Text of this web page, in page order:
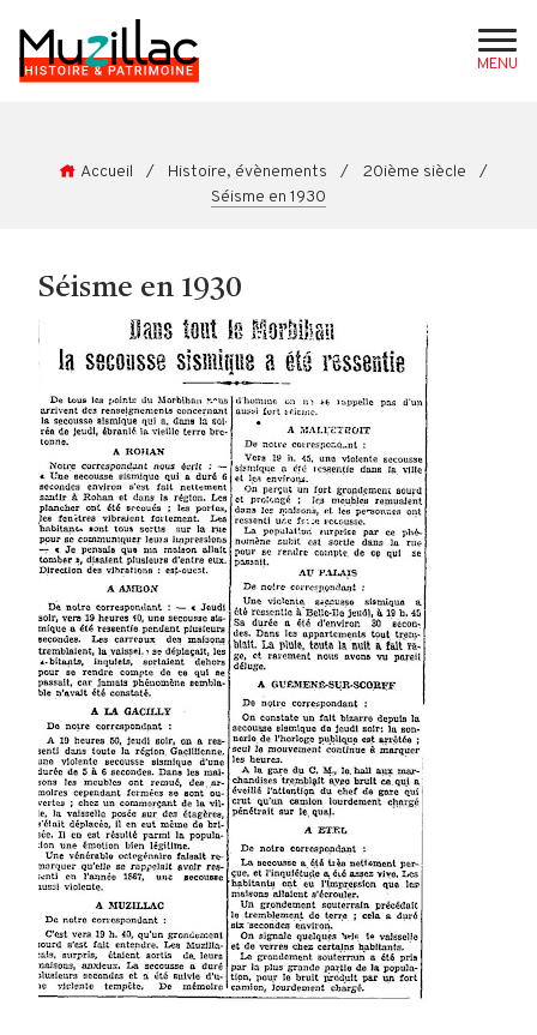
MENU
Accueil / Histoire, évènements / 20ième siècle
/
Séisme en 1930
Séisme en 1930